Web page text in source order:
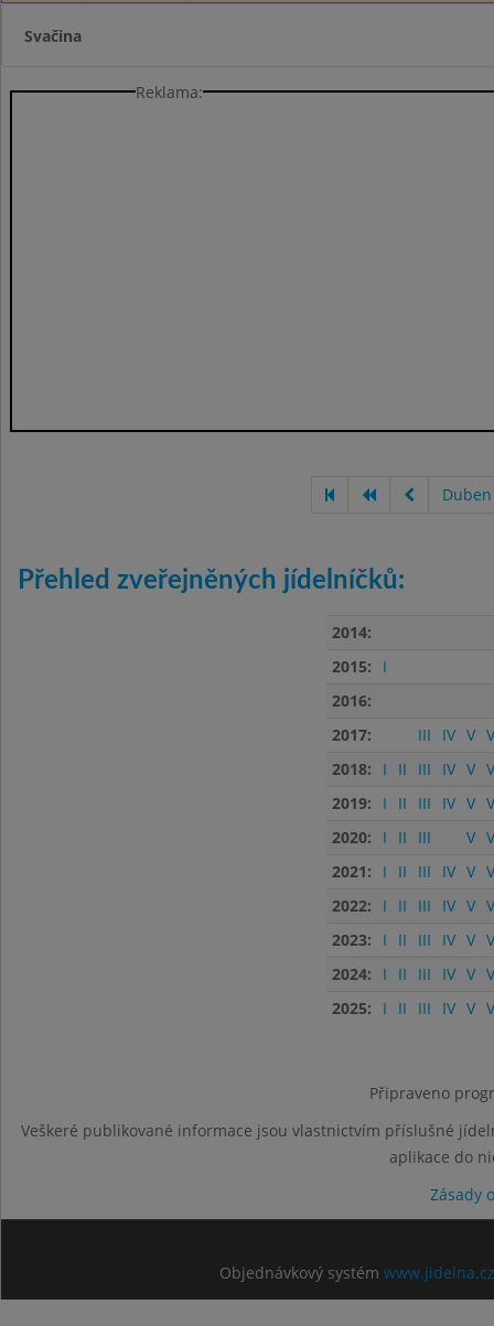
Svačina
Reklama:
Přehled zveřejněných jídelníčků:
2014:
2015:
I
2016:
2017:
III IV V
2018:
I II III IV V
2019:
I II III IV V
2020:
I II III V
2021:
I II III IV V
2022:
I II III IV V
2023:
I II III IV V
2024:
I II III IV V
2025:
I II III IV V
Připraveno
Veškeré publikované informace jsou vlastnictvím příslušné
aplikace do
Zásady
Objednávkový systém www.jidelna.cz